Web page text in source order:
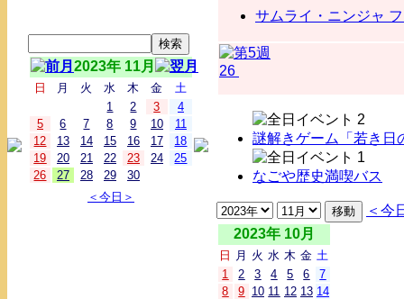
2023年 11月
日 月 火 水 木 金
土
1
2 3
4
5
6 7 8 9 10
11
12
13 14 15 16 17
18
19
20 21 22 23 24
25
26
27 28 29
30
＜今日＞
サムライ・ニンジャ
26
謎解きゲーム「若き日
なごや歴史満喫バス
＜今
2023年 10月
日 月 火 水 木 金 土
1
2 3 4 5 6
7
8
9 10 11 12 13 14